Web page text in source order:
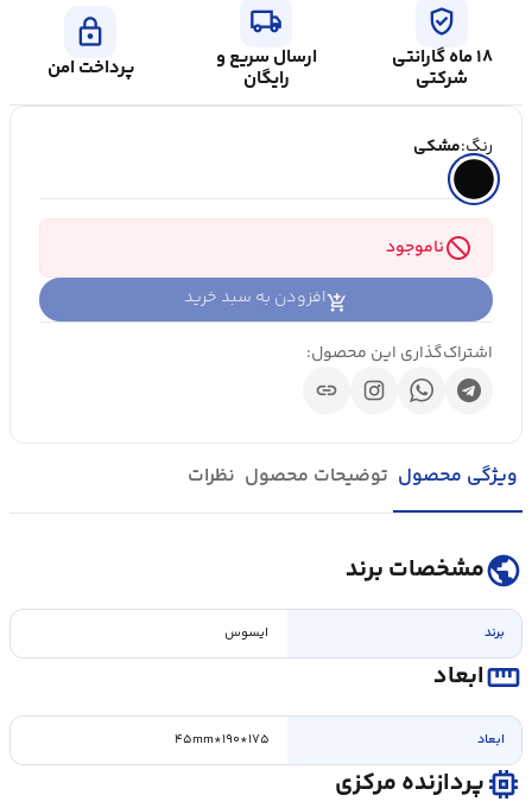
verified_user
۱۸ ماه گارانتی
شرکتی
local_shipping
ارسال سریع و
رایگان
lock
پرداخت امن
رنگ:مشکی
blockناموجود
افزودن به سبد خرید
اشتراک‌گذاری این محصول:
link
ویژگی محصول توضیحات محصول نظرات
publicمشخصات برند
برند ایسوس
straightenابعاد
ابعاد ۱۷۵*۱۹۰*۴۵mm
memoryپردازنده مرکزی